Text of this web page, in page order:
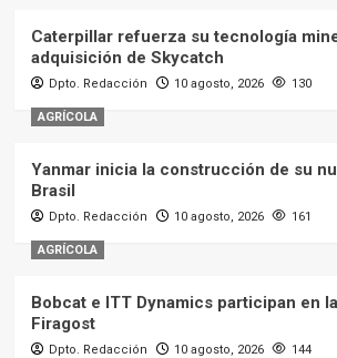
Caterpillar refuerza su tecnología
adquisición de Skycatch
Dpto. Redacción 10 agosto, 2026 130
AGRÍCOLA
Yanmar inicia la construcción de su
Brasil
Dpto. Redacción 10 agosto, 2026 161
AGRÍCOLA
Bobcat e ITT Dynamics participan en
Firagost
Dpto. Redacción 10 agosto, 2026 144